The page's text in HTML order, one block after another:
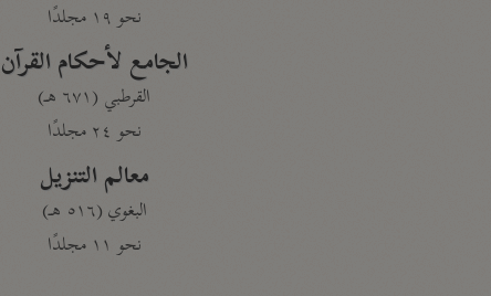
نحو ١٩ مجلدًا
الجامع لأحكام القرآن
القرطبي (٦٧١ هـ)
نحو ٢٤ مجلدًا
معالم التنزيل
البغوي (٥١٦ هـ)
نحو ١١ مجلدًا